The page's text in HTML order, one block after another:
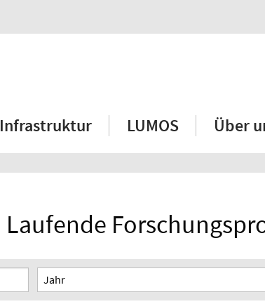
Infrastruktur LUMOS Über
Laufende